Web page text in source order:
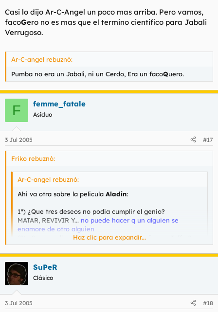
7º) ¿Cuales fueron los 3 deseos que Aladino le pidio al Genio?
RIQUEZA, EHHHH .....
8º) ¿En que transforma Jaffar a Abú cuando se vuelve un
EN ELEFANTE
9º) ¿Que mascota era la que tenia la princesa Yasmine?
UN TIGRE QUE SE LLAMABA RAJA
10) ¿Por que se hunde la cueva de las maravillas con Aladin y
Abú dentro?
EHHH.....
Casi lo dijo Ar-C-Angel un poco mas arriba. Pero vamos,
facoGero no es mas que el termino cientifico para Jabali
Verrugoso.
Ar-C-angel rebuznó:
Pumba no era un Jabali, ni un Cerdo, Era un facoQuero.
F femme_fatale
Asiduo
3 Jul 2005 #17
Friko rebuznó:
Ar-C-angel rebuznó:
Ahi va otra sobre la pelicula Aladin:
1º) ¿Que tres deseos no podia cumplir el genio?
MATAR, REVIVIR Y... no puede hacer q un alguien se
enamore de otro alguien
2º) ¿Como se llamaba el Loro que acompañara a Jaffar?
PUTO LORO DE MIERDA, SE ME OLVIDO SU NOMBREJago
3º) ¿Que calificativo le dio Jaffar a la persona que podría
entrar en la cueva de las maravillas?
...
poder hacer aparecer la cueva en medio del desierto?
Haz clic para expandir...
:?
Haz clic para expandir...
SuPeR
Clásico
3 Jul 2005 #18